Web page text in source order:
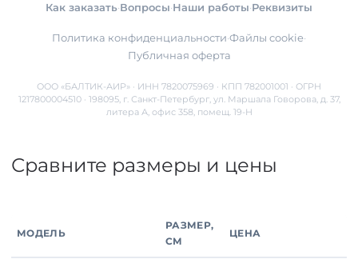
Как заказать·Вопросы·Наши работы·Реквизиты
Политика конфиденциальности·Файлы cookie·
Публичная оферта
ООО «БАЛТИК-АИР» · ИНН 7820075969 · КПП 782001001 · ОГРН
1217800004510 · 198095, г. Санкт-Петербург, ул. Маршала Говорова, д. 37,
литера А, офис 358, помещ. 19-Н
Сравните размеры и цены
МОДЕЛЬ
РАЗМЕР,
СМ
ЦЕНА